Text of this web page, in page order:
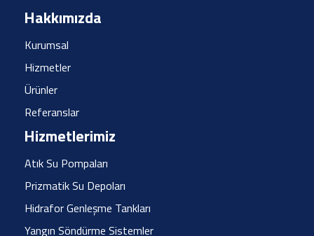
Hakkımızda
Kurumsal
Hizmetler
Ürünler
Referanslar
Hizmetlerimiz
Atık Su Pompaları
Prizmatik Su Depoları
Hidrafor Genleşme Tankları
Yangın Söndürme Sistemler